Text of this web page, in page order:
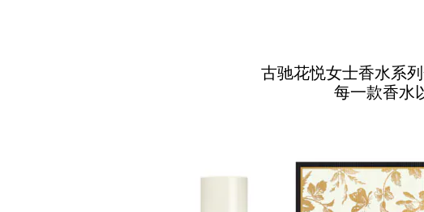
古驰花悦女士香水系
每一款香水